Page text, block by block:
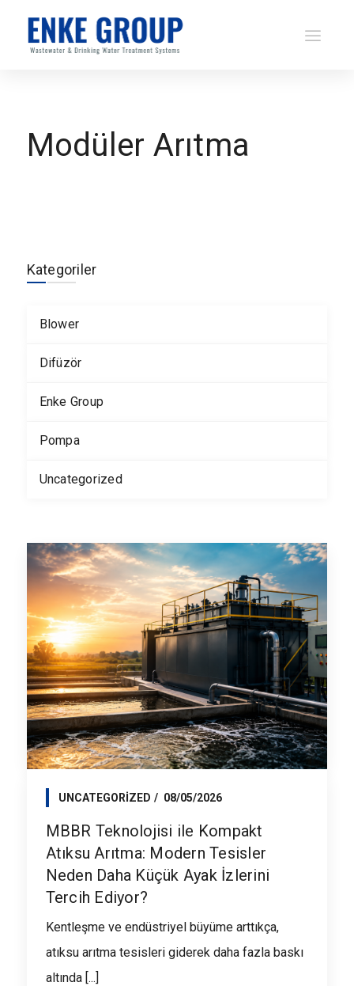
Modüler Arıtma
Kategoriler
Blower
Difüzör
Enke Group
Pompa
Uncategorized
UNCATEGORIZED 08/05/2026
MBBR Teknolojisi ile Kompakt
Atıksu Arıtma: Modern Tesisler
Neden Daha Küçük Ayak İzlerini
Tercih Ediyor?
Kentleşme ve endüstriyel büyüme arttıkça,
atıksu arıtma tesisleri giderek daha fazla baskı
altında [...]